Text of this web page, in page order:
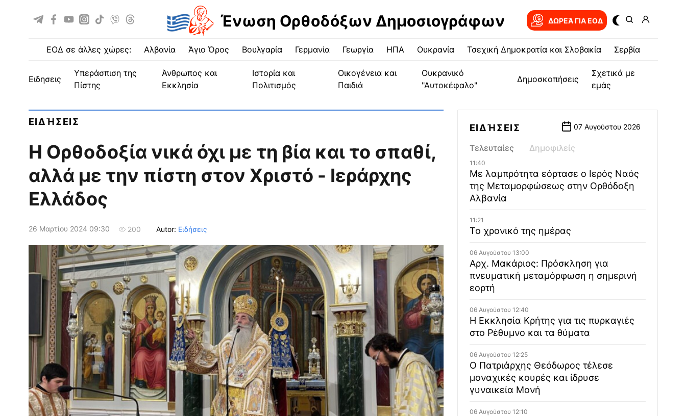
Ένωση Ορθοδόξων Δημοσιογράφων ΔΩΡΕΆ ΓΙΑ EOΔ
ΕΟΔ σε άλλες χώρες: Αλβανία Άγιο Όρος Βουλγαρία Γερμανία Γεωργία ΗΠΑ Ουκρανία Τσεχική Δημοκρατία και Σλοβακία Σερβία
ειδησεις
Υπεράσπιση της
Πίστης
Άνθρωπος και
Εκκλησία
Ιστορία και
Πολιτισμός
Οικογένεια και
Παιδιά
Ουκρανικό
"Αυτοκέφαλο"
Δημοσκοπήσεις
Σχετικά με
εμάς
ΕΙΔΉΣΕΙΣ
Η Ορθοδοξία νικά όχι με τη βία και το σπαθί,
αλλά με την πίστη στον Χριστό - Ιεράρχης
Ελλάδος
26 Μαρτίου 2024 09:30 200 Autor: Ειδήσεις
ΕΙΔΉΣΕΙΣ 07 Αυγούστου 2026
Τελευταίες Δημοφιλείς
11:40
Με λαμπρότητα εόρτασε ο Ιερός Ναός
της Μεταμορφώσεως στην Ορθόδοξη
Αλβανία
11:21
Το χρονικό της ημέρας
06 Αυγούστου 13:00
Αρχ. Μακάριος: Πρόσκληση για
πνευματική μεταμόρφωση η σημερινή
εορτή
06 Αυγούστου 12:40
Η Εκκλησία Κρήτης για τις πυρκαγιές
στο Ρέθυμνο και τα θύματα
06 Αυγούστου 12:25
Ο Πατριάρχης Θεόδωρος τέλεσε
μοναχικές κουρές και ίδρυσε
γυναικεία Μονή
06 Αυγούστου 12:10